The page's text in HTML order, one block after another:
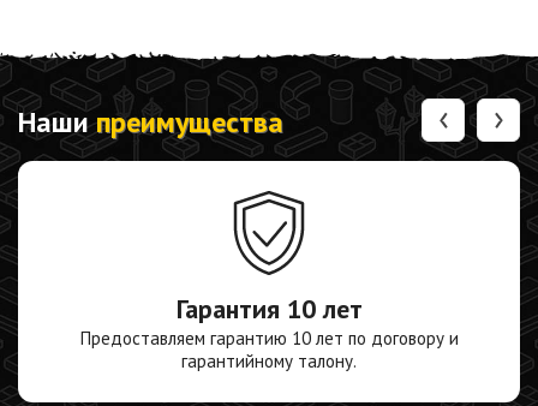
Нашипреимущества
Гарантия 10 лет
Предоставляем гарантию 10 лет по договору и
гарантийному талону.
‹ ›